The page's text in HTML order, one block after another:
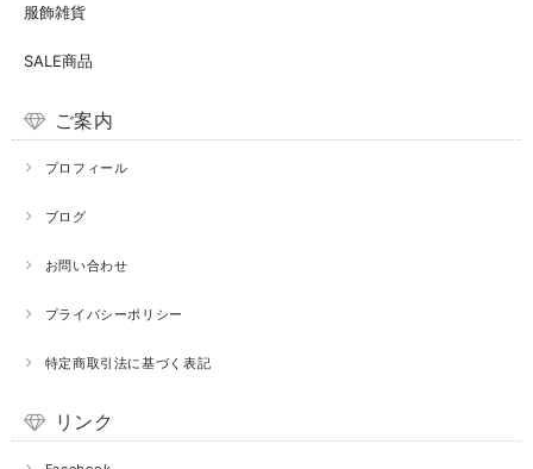
服飾雑貨
SALE商品
ご案内
プロフィール
ブログ
お問い合わせ
プライバシーポリシー
特定商取引法に基づく表記
リンク